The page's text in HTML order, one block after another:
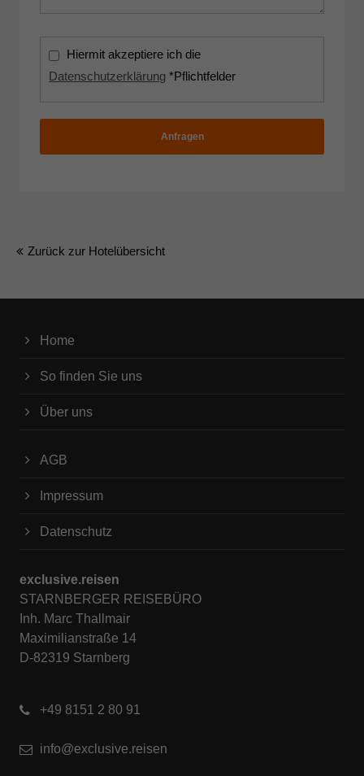
Hiermit akzeptiere ich die
Datenschutzerklärung *Pflichtfelder
Anfragen
Zurück zur Hotelübersicht
Home
So finden Sie uns
Über uns
AGB
Impressum
Datenschutz
exclusive.reisen
STARNBERGER REISEBÜRO
Inh. Marc Thallmair
Maximilianstraße 14
D-82319 Starnberg
+49 8151 2 80 91
info@exclusive.reisen